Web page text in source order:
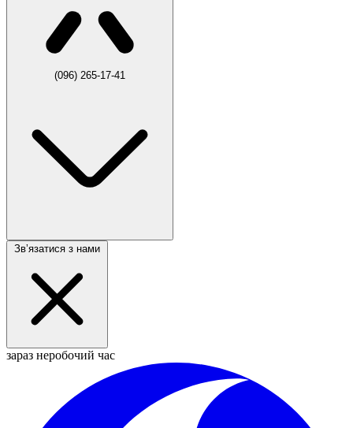
(096) 265-17-41
Звʼязатися з нами
зараз неробочий час